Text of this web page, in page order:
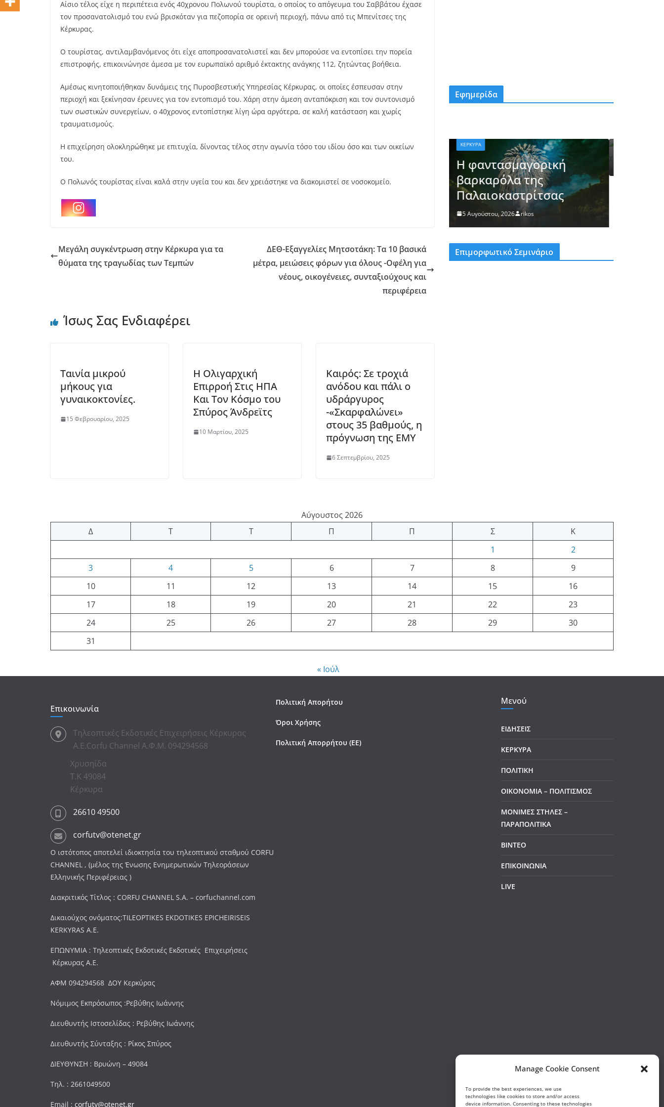
Manage Cookie Consent
To provide the best experiences, we use
technologies like cookies to store and/or access
device information. Consenting to these technologies
Αίσιο τέλος είχε η περιπέτεια ενός 40χρονου Πολωνού τουρίστα, ο οποίος το απόγευμα του Σαββάτου έχασε
τον προσανατολισμό του ενώ βρισκόταν για πεζοπορία σε ορεινή περιοχή, πάνω από τις Μπενίτσες της
Κέρκυρας.
Ο τουρίστας, αντιλαμβανόμενος ότι είχε αποπροσανατολιστεί και δεν μπορούσε να εντοπίσει την πορεία
επιστροφής, επικοινώνησε άμεσα με τον ευρωπαϊκό αριθμό έκτακτης ανάγκης 112, ζητώντας βοήθεια.
Αμέσως κινητοποιήθηκαν δυνάμεις της Πυροσβεστικής Υπηρεσίας Κέρκυρας, οι οποίες έσπευσαν στην
περιοχή και ξεκίνησαν έρευνες για τον εντοπισμό του. Χάρη στην άμεση ανταπόκριση και τον συντονισμό
των σωστικών συνεργείων, ο 40χρονος εντοπίστηκε λίγη ώρα αργότερα, σε καλή κατάσταση και χωρίς
τραυματισμούς.
Η επιχείρηση ολοκληρώθηκε με επιτυχία, δίνοντας τέλος στην αγωνία τόσο του ιδίου όσο και των οικείων
του.
Ο Πολωνός τουρίστας είναι καλά στην υγεία του και δεν χρειάστηκε να διακομιστεί σε νοσοκομείο.
Μεγάλη συγκέντρωση στην Κέρκυρα για τα
θύματα της τραγωδίας των Τεμπών
ΔΕΘ-Εξαγγελίες Μητσοτάκη: Τα 10 βασικά
μέτρα, μειώσεις φόρων για όλους -Οφέλη για
νέους, οικογένειες, συνταξιούχους και
περιφέρεια
Ίσως Σας Ενδιαφέρει
Ταινία μικρού
μήκους για
γυναικοκτονίες.
15 Φεβρουαρίου, 2025
Η Ολιγαρχική
Επιρροή Στις ΗΠΑ
Και Τον Κόσμο του
Σπύρος Άνδρεϊτς
10 Μαρτίου, 2025
Καιρός: Σε τροχιά
ανόδου και πάλι ο
υδράργυρος
-«Σκαρφαλώνει»
στους 35 βαθμούς, η
πρόγνωση της ΕΜΥ
6 Σεπτεμβρίου, 2025
Εφημερίδα
ΚΕΡΚΥΡΑ
διωκόμενου με Ερυθρά
Αναζητήσεων στην
ΚΕΡΚΥΡΑ
βαρκαρόλα της
10 Αυγούστου
5 Αυγούστου, 2026
Επιμορφωτικό Σεμινάριο
Αύγουστος 2026
Δ
Τ Τ Π Π Σ
Κ
1
2
3
4 5 6 7 8
9
10
11 12 13 14 15
16
17
18 19 20 21 22
23
24
25 26 27 28 29
30
31
« Ιούλ
Επικοινωνία
Τηλεοπτικές Εκδοτικές Επιχειρήσεις Κέρκυρας
Α.Ε.Corfu Channel Α.Φ.Μ. 094294568
Χρυσηίδα
Τ.Κ 49084
Κέρκυρα
26610 49500
corfutv@otenet.gr
Ο ιστότοπος αποτελεί ιδιοκτησία του τηλεοπτικού σταθμού CORFU
CHANNEL , (μέλος της Ένωσης Ενημερωτικών Τηλεοράσεων
Ελληνικής Περιφέρειας )
Διακριτικός Τίτλος : CORFU CHANNEL S.A. – corfuchannel.com
Δικαιούχος ονόματος:TILEOPTIKES EKDOTIKES EPICHEIRISEIS
KERKYRAS A.E.
ΕΠΩΝΥΜΙΑ : Τηλεοπτικές Εκδοτικές Εκδοτικές Επιχειρήσεις
Κέρκυρας Α.Ε.
ΑΦΜ 094294568 ΔΟΥ Κερκύρας
Νόμιμος Εκπρόσωπος :Ρεβύθης Ιωάννης
Διευθυντής Ιστοσελίδας : Ρεβύθης Ιωάννης
Διευθυντής Σύνταξης : Ρίκος Σπύρος
ΔΙΕΥΘΥΝΣΗ : Βρυώνη – 49084
Τηλ. : 2661049500
Email : corfutv@otenet.gr
Πολιτική Απορήτου
Όροι Χρήσης
Πολιτική Απορρήτου (ΕΕ)
Μενού
ΕΙΔΗΣΕΙΣ
ΚΕΡΚΥΡΑ
ΠΟΛΙΤΙΚΗ
ΟΙΚΟΝΟΜΙΑ – ΠΟΛΙΤΙΣΜΟΣ
ΜΟΝΙΜΕΣ ΣΤΗΛΕΣ –
ΠΑΡΑΠΟΛΙΤΙΚΑ
ΒΙΝΤΕΟ
ΕΠΙΚΟΙΝΩΝΙΑ
LIVE